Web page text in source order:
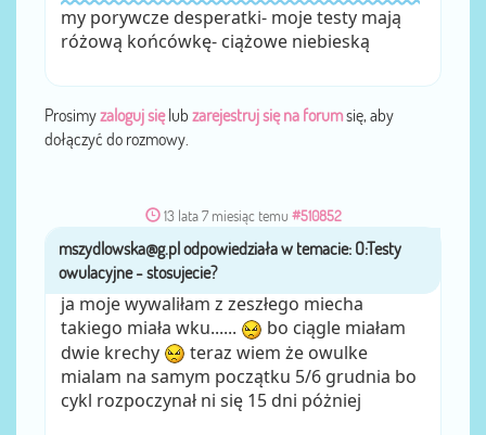
my porywcze desperatki- moje testy mają
różową końcówkę- ciążowe niebieską
Prosimyzaloguj sięlub zarejestruj się na forumsię, aby
dołączyć do rozmowy.
13 lata 7 miesiąc temu #510852
przezmszydlowska@g.pl
ja moje wywaliłam z zeszłego miecha
takiego miała wku......
bo ciągle miałam
dwie krechy
teraz wiem że owulke
mialam na samym początku 5/6 grudnia bo
cykl rozpoczynał ni się 15 dni póżniej